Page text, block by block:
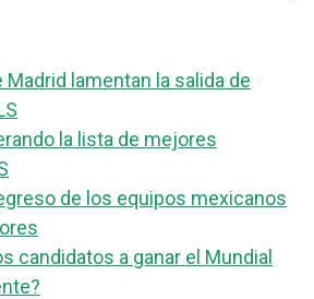
Madrid lamentan la salida de
la lista de mejores
de los equipos mexicanos
candidatos a ganar el Mundial